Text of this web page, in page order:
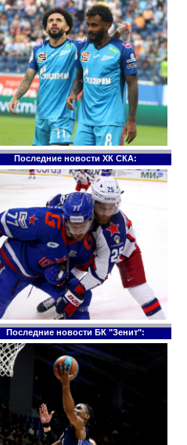
Последние новости ХК СКА:
Последние новости БК "Зенит":